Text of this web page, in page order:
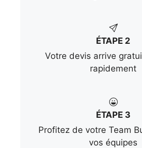
ÉTAPE 2
Votre devis arrive
rapidement
ÉTAPE 3
Profitez de votre Team
vos équipes